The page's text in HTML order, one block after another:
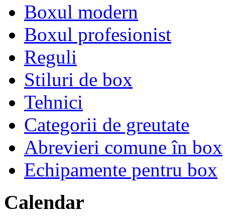
Boxul modern
Boxul profesionist
Reguli
Stiluri de box
Tehnici
Categorii de greutate
Abrevieri comune în box
Echipamente pentru box
Calendar